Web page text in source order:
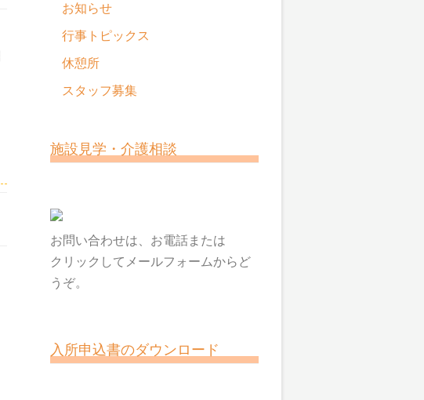
お知らせ
行事トピックス
休憩所
スタッフ募集
施設見学・介護相談
お問い合わせは、お電話または
クリックしてメールフォームからど
うぞ。
入所申込書のダウンロード